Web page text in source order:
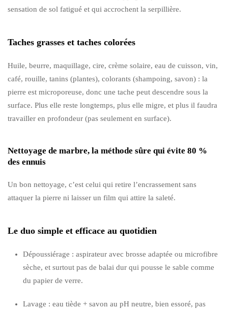
sensation de sol fatigué et qui accrochent la serpillière.
Taches grasses et taches colorées
Huile, beurre, maquillage, cire, crème solaire, eau de cuisson, vin,
café, rouille, tanins (plantes), colorants (shampoing, savon) : la
pierre est microporeuse, donc une tache peut descendre sous la
surface. Plus elle reste longtemps, plus elle migre, et plus il faudra
travailler en profondeur (pas seulement en surface).
Nettoyage de marbre, la méthode sûre qui évite 80 %
des ennuis
Un bon nettoyage, c’est celui qui retire l’encrassement sans
attaquer la pierre ni laisser un film qui attire la saleté.
Le duo simple et efficace au quotidien
Dépoussiérage : aspirateur avec brosse adaptée ou microfibre
sèche, et surtout pas de balai dur qui pousse le sable comme
du papier de verre.
Lavage : eau tiède + savon au pH neutre, bien essoré, pas